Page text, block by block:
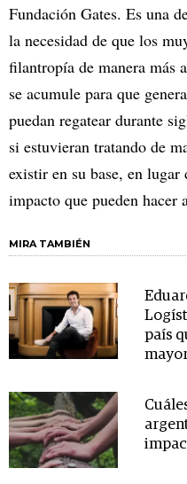
Fundación Gates. Es una
la necesidad de que los
filantropía de manera más
se acumule para que
puedan regatear durante
si estuvieran tratando de
existir en su base, en lugar
impacto que pueden hacer
MIRA TAMBIÉN
país